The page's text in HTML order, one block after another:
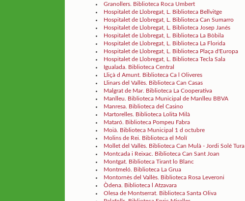
Granollers. Biblioteca Roca Umbert
Hospitalet de Llobregat, L. Biblioteca Bellvitge
Hospitalet de Llobregat, L. Biblioteca Can Sumarro
Hospitalet de Llobregat, L. Biblioteca Josep Janés
Hospitalet de Llobregat, L. Biblioteca La Bòbila
Hospitalet de Llobregat, L. Biblioteca La Florida
Hospitalet de Llobregat, L. Biblioteca Plaça d'Europa
Hospitalet de Llobregat, L. Biblioteca Tecla Sala
Igualada. Biblioteca Central
Lliçà d Amunt. Biblioteca Ca l Oliveres
Llinars del Vallès. Biblioteca Can Casas
Malgrat de Mar. Biblioteca La Cooperativa
Manlleu. Biblioteca Municipal de Manlleu BBVA
Manresa. Biblioteca del Casino
Martorelles. Biblioteca Lolita Milà
Mataró. Biblioteca Pompeu Fabra
Moià. Biblioteca Municipal 1 d octubre
Molins de Rei. Biblioteca el Molí
Mollet del Vallès. Biblioteca Can Mulà - Jordi Solé Tura
Montcada i Reixac. Biblioteca Can Sant Joan
Montgat. Biblioteca Tirant lo Blanc
Montmeló. Biblioteca La Grua
Montornès del Vallès. Biblioteca Rosa Leveroni
Òdena. Biblioteca l Atzavara
Olesa de Montserrat. Biblioteca Santa Oliva